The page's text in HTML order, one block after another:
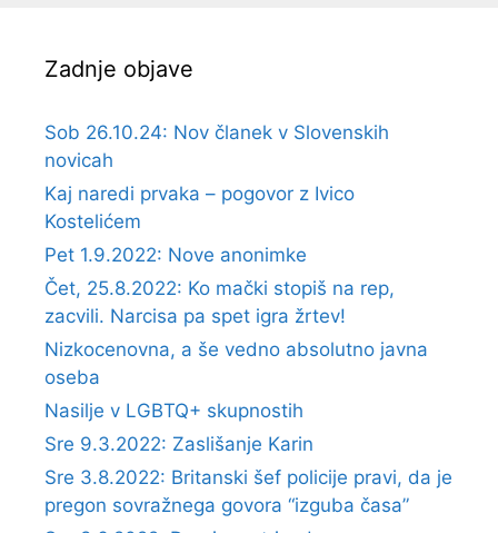
Zadnje objave
Sob 26.10.24: Nov članek v Slovenskih
novicah
Kaj naredi prvaka – pogovor z Ivico
Kostelićem
Pet 1.9.2022: Nove anonimke
Čet, 25.8.2022: Ko mački stopiš na rep,
zacvili. Narcisa pa spet igra žrtev!
Nizkocenovna, a še vedno absolutno javna
oseba
Nasilje v LGBTQ+ skupnostih
Sre 9.3.2022: Zaslišanje Karin
Sre 3.8.2022: Britanski šef policije pravi, da je
pregon sovražnega govora “izguba časa”